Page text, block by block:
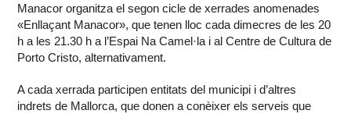
Manacor organitza el segon cicle de xerrades anomenades
«Enllaçant Manacor», que tenen lloc cada dimecres de les 20
h a les 21.30 h a l’Espai Na Camel·la i al Centre de Cultura de
Porto Cristo, alternativament.
A cada xerrada participen entitats del municipi i d’altres
indrets de Mallorca, que donen a conèixer els serveis que